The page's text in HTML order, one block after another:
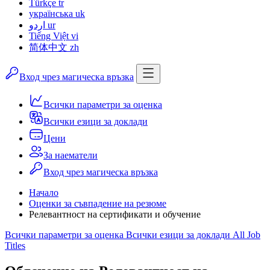
Türkçe tr
українська uk
اردو ur
Tiếng Việt vi
简体中文 zh
Вход чрез магическа връзка
Всички параметри за оценка
Всички езици за доклади
Цени
За наематели
Вход чрез магическа връзка
Начало
Оценки за съвпадение на резюме
Релевантност на сертификати и обучение
Всички параметри за оценка Всички езици за доклади All Job
Titles